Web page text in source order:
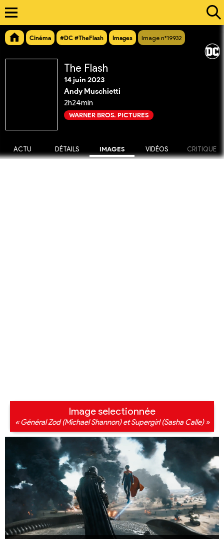
Cinéma #DC #TheFlash Images Image n°19932
The Flash
14 juin 2023
Andy Muschietti
2h24min
WARNER BROS. PICTURES
ACTU DÉTAILS IMAGES VIDÉOS CRITIQUE
Image selectionnée
« Général Zod (Michael Shannon) et Supergirl (Sasha Calle) »